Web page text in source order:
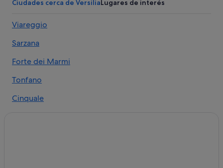
Ciudades cerca de VersiliaLugares de interés
Viareggio
Sarzana
Forte dei Marmi
Tonfano
Cinquale